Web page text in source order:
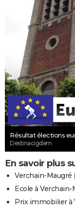
Résultat élections
Destinacigdem
En savoir plus
Verchain-Maugré
Ecole à Verchain-
Prix immobilier à